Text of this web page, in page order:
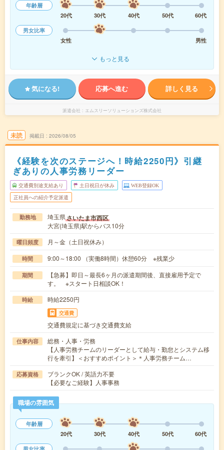
年齢層
20代
30代 40代 50代
60代
男女比率
女性
男性
もっと見る
気になる! 応募へ進む 詳しく見る
派遣会社 エムスリーソリューションズ株式会社
未読 掲載日 2026/08/05
《経験を次のステージへ！時給2250円》引継
ぎありの人事労務リーダー
交通費別途支給あり 土日祝日が休み WEB登録OK
正社員への紹介予定派遣
勤務地 埼玉県さいたま市西区
大宮(埼玉県)駅からバス10分
曜日頻度 月～金（土日祝休み）
時間 9:00～18:00 （実働8時間）休憩60分 ※残業少
期間
【急募】即日～最長6ヶ月の派遣期間後、直接雇用予定で
す。 ※スタート日相談OK！
時給 時給2250円
交通費
交通費規定に基づき交通費支給
仕事内容
総務・人事・労務
【人事労務チームのリーダーとして給与・勤怠とシステム移
行を牽引】＜おすすめポイント＞＊人事労務チーム…
応募資格
ブランクOK / 英語力不要
【必要なご経験】人事事務
職場の雰囲気
年齢層
20代
30代 40代 50代
60代